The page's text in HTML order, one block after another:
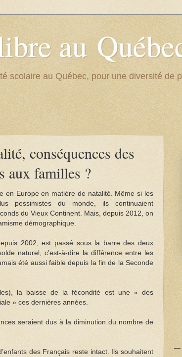
au
scolaire au Québec, pour une diversité de
conséquences des
aux familles ?
en Europe en matière de natalité. Même si les
pessimistes du monde, ils continuaient
du Vieux Continent. Mais, depuis 2012, on
démographique.
2002, est passé sous la barre des deux
naturel, c’est-à-dire la différence entre les
été aussi faible depuis la fin de la Seconde
la baisse de la fécondité est une « des
» ces dernières années.
seraient dus à la diminution du nombre de
des Français reste intact. Ils souhaitent